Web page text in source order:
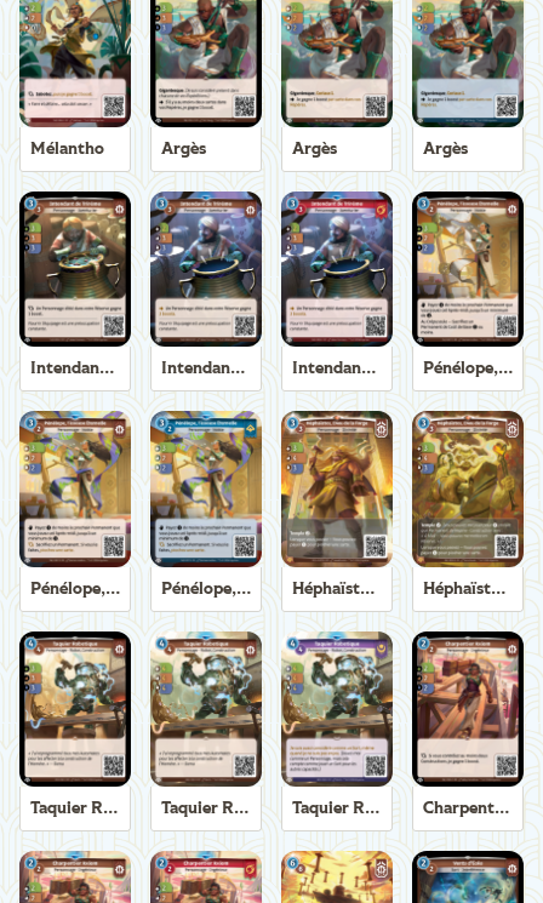
Mélantho Argès Argès Argès
Intendant de Trirème Intendant de Trirème Intendant de Trirème Pénélope, Tisseuse Éternelle
Pénélope, Tisseuse Éternelle Pénélope, Tisseuse Éternelle Héphaïstos, Dieu de la Forge Héphaïstos, Dieu de la Forge
Taquier Robotique Taquier Robotique Taquier Robotique Charpentier Axiom